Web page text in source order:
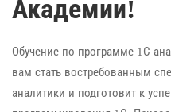
Академии!
Обучение по программе 1С
вам стать востребованным
аналитики и подготовит к